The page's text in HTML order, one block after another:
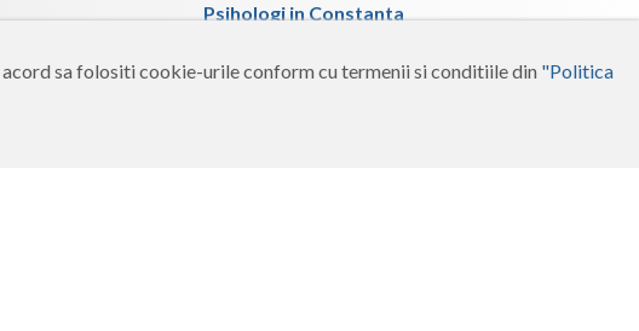
sa folositi cookie-urile conform cu termenii si conditiile din "Politica
Psihologi in Constanta
Psihologi in Gorj